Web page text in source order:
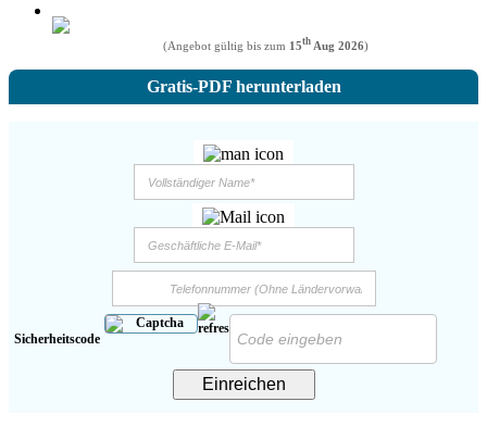
(Angebot gültig bis zum 15thAug 2026)
Gratis-PDF herunterladen
Sicherheitscode
Einreichen